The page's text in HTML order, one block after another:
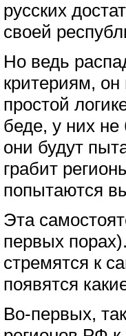
русских
своей
Но ведь
критериям,
простой
беде, у них не
они будут
грабит
попытаются
Эта
первых
стремятся к
появятся
Во-первых,